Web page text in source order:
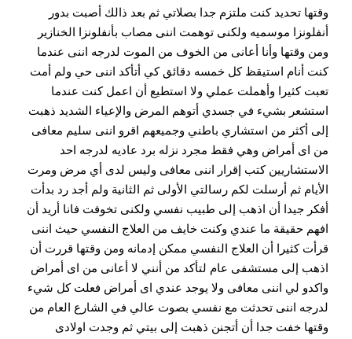
وقتها تحديد كنت ملتزم جدا بصلاتي ثم بعد ذالك أصبت بدور
أنفلونزا موسميه ولكنى توهمت اننى مصاب بأنفلونزا الخنازير
ومن وقتها وأنا أعانى من الخوف من الموت لدرجه اننى عندما
كنت أنام استيقظ كل خمسه دقائق كي أتأكد اننى حي ولم أمت
تعبت كثيرا وأهملت عملي ولا استطيع أن اعمل كنت عندما
استشعر بشيء في جسدي أتوهم المرض والإعياء الشديد ذهبت
إلى أكثر من استشاري باطني وجميعهم اقرو اننى سليم معافى
من اى أمراض وهي فقط مجرد نزله برد عاديه لدرجه احد
الاستشاريين كتب إقرار اننى معافى وليس لدى أي مرض ومرت
الأيام ثم أرسلت لكم رسالتي الأولى ثم الثانية ولم أجد رد بدأت
أفكر جيدا أن اذهب إلى طبيب نفسي ولكنى تخوفت فانا أريد أن
افهم حقيقة ما عندي وكنت خايف من العلاج النفسي حيث اننى
قرأت كثيرا أن العلاج النفسي ممكن إدمانه ومن وقتها قررت أن
اذهب إلى مستشفى عام لتأكد من أنني لا أعانى من اى أمراض
واكدو لي اننى معافى ولا يوجد عندي اى أمراض فعلت كل شيء
لدرجه اننى تحدثت مع نفسي بصوت عالي في الشارع العام من
وقتها خفت جدا أن أتجنن ذهبت إلى بيتي ثم وجدت اولادى